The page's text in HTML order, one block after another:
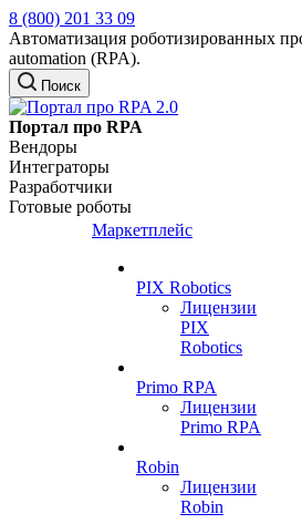
8 (800) 201 33 09
Автоматизация роботизированных
automation (RPA).
Поиск
Портал про RPA
Вендоры
Интеграторы
Разработчики
Готовые роботы
Маркетплейс
PIX Robotics
Лицензии
PIX
Robotics
Primo RPA
Лицензии
Primo RPA
Robin
Лицензии
Robin